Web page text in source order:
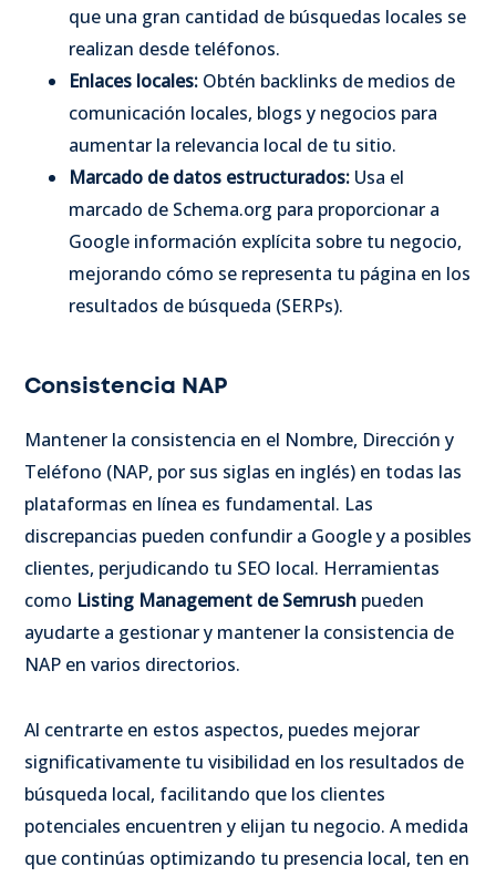
que una gran cantidad de búsquedas locales se
realizan desde teléfonos.
Enlaces locales: Obtén backlinks de medios de
comunicación locales, blogs y negocios para
aumentar la relevancia local de tu sitio.
Marcado de datos estructurados: Usa el
marcado de Schema.org para proporcionar a
Google información explícita sobre tu negocio,
mejorando cómo se representa tu página en los
resultados de búsqueda (SERPs).
Consistencia NAP
Mantener la consistencia en el Nombre, Dirección y
Teléfono (NAP, por sus siglas en inglés) en todas las
plataformas en línea es fundamental. Las
discrepancias pueden confundir a Google y a posibles
clientes, perjudicando tu SEO local. Herramientas
como Listing Management de Semrush pueden
ayudarte a gestionar y mantener la consistencia de
NAP en varios directorios.
Al centrarte en estos aspectos, puedes mejorar
significativamente tu visibilidad en los resultados de
búsqueda local, facilitando que los clientes
potenciales encuentren y elijan tu negocio. A medida
que continúas optimizando tu presencia local, ten en